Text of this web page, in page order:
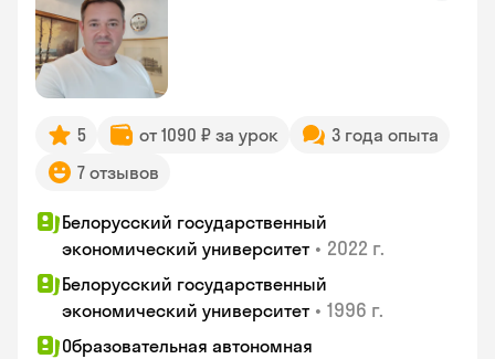
5 от 1090 ₽ за урок
3 года опыта
7 отзывов
Белорусский государственный
экономический университет • 2022 г.
Белорусский государственный
экономический университет • 1996 г.
Образовательная автономная